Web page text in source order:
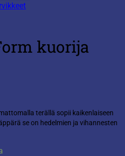
kuorija
terällä sopii kaikenlaiseen
se on hedelmien ja vihannesten